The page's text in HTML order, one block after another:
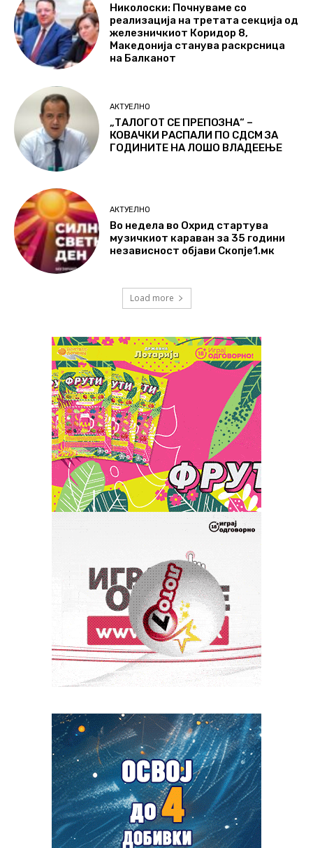
Николоски: Почнуваме со
реализација на третата секција од
железничкиот Коридор 8,
Македонија станува раскрсница
на Балканот
АКТУЕЛНО
„ТАЛОГОТ СЕ ПРЕПОЗНА“ –
КОВАЧКИ РАСПАЛИ ПО СДСМ ЗА
ГОДИНИТЕ НА ЛОШО ВЛАДЕЕЊЕ
АКТУЕЛНО
Во недела во Охрид стартува
музичкиот караван за 35 години
независност објави Скопје1.мк
Load more